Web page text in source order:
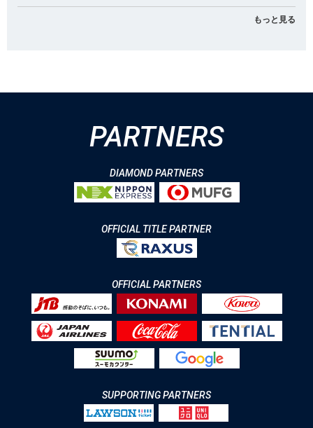
もっと見る
PARTNERS
DIAMOND PARTNERS
OFFICIAL TITLE PARTNER
OFFICIAL PARTNERS
SUPPORTING PARTNERS